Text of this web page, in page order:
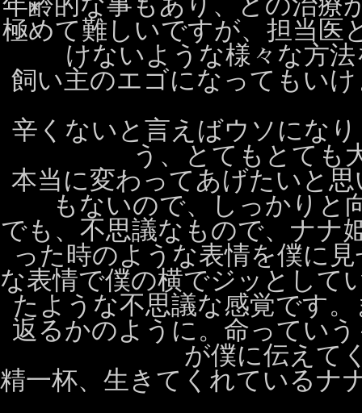
極めて難しいですが、担当医
けないような様々な方
飼い主のエゴになってもい
辛くないと言えばウソにな
う、とてもとても
本当に変わってあげたいと
もないので、しっかりと
でも、不思議なもので、ナナ
った時のような表情を僕に
な表情で僕の横でジッとして
たような不思議な感覚です
返るかのように。命ってい
が僕に伝えて
精一杯、生きてくれているナ